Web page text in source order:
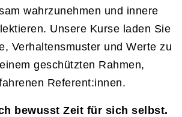
wahrzunehmen und innere
Unsere Kurse laden Sie
Verhaltensmuster und Werte zu
geschützten Rahmen,
Referent:innen.
bewusst Zeit für sich selbst.